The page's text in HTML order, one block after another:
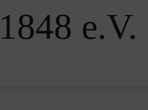
e.V.